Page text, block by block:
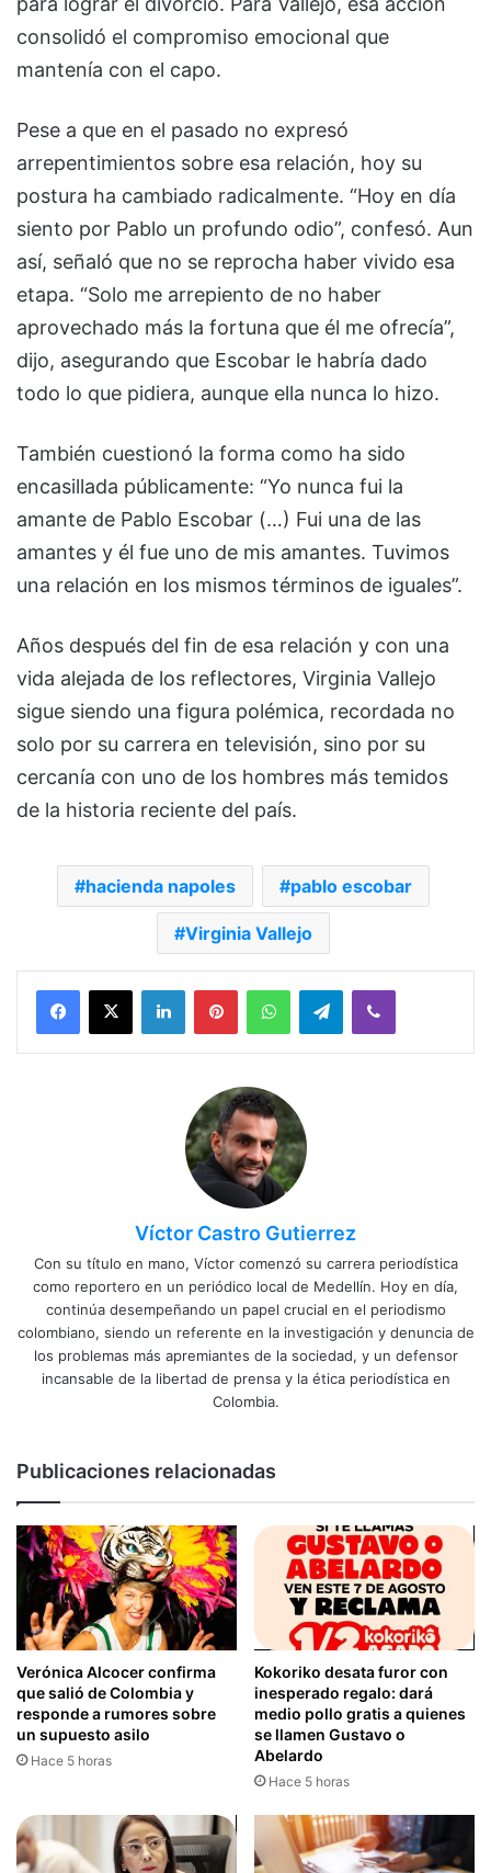
consolidó el compromiso emocional que
mantenía con el capo.
Pese a que en el pasado no expresó
arrepentimientos sobre esa relación, hoy su
postura ha cambiado radicalmente. “Hoy en día
siento por Pablo un profundo odio”, confesó. Aun
así, señaló que no se reprocha haber vivido esa
etapa. “Solo me arrepiento de no haber
aprovechado más la fortuna que él me ofrecía”,
dijo, asegurando que Escobar le habría dado
todo lo que pidiera, aunque ella nunca lo hizo.
También cuestionó la forma como ha sido
encasillada públicamente: “Yo nunca fui la
amante de Pablo Escobar (…) Fui una de las
amantes y él fue uno de mis amantes. Tuvimos
una relación en los mismos términos de iguales”.
Años después del fin de esa relación y con una
vida alejada de los reflectores, Virginia Vallejo
sigue siendo una figura polémica, recordada no
solo por su carrera en televisión, sino por su
cercanía con uno de los hombres más temidos
de la historia reciente del país.
hacienda napoles pablo escobar
Virginia Vallejo
Facebook
X LinkedInPinterestWhatsAppTelegramViber
Víctor Castro Gutierrez
Con su título en mano, Víctor comenzó su carrera periodística
como reportero en un periódico local de Medellín. Hoy en día,
continúa desempeñando un papel crucial en el periodismo
colombiano, siendo un referente en la investigación y denuncia de
los problemas más apremiantes de la sociedad, y un defensor
incansable de la libertad de prensa y la ética periodística en
Colombia.
Publicaciones relacionadas
Verónica Alcocer confirma
que salió de Colombia y
responde a rumores sobre
un supuesto asilo
Hace 5 horas
Kokoriko desata furor con
inesperado regalo: dará
medio pollo gratis a quienes
se llamen Gustavo o
Abelardo
Hace 5 horas